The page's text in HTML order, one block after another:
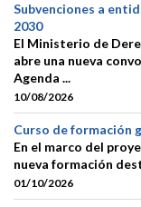
Subvenciones a
2030
El Ministerio de
abre una nueva
Agenda ...
10/08/2026
Curso de formación
En el marco del
nueva formación
01/10/2026